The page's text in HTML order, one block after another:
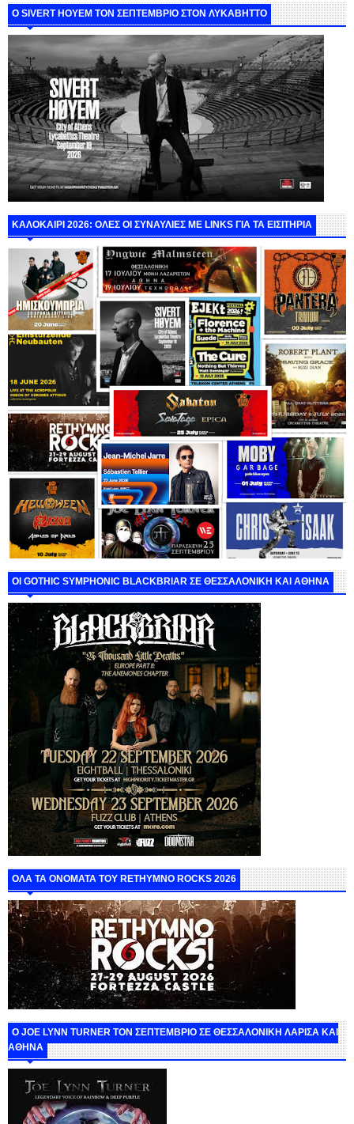
Ο SIVERT HOYEM ΤΟΝ ΣΕΠΤΕΜΒΡΙΟ ΣΤΟΝ ΛΥΚΑΒΗΤΤΟ
ΚΑΛΟΚΑΙΡΙ 2026: ΟΛΕΣ ΟΙ ΣΥΝΑΥΛΙΕΣ ΜΕ LINKS ΓΙΑ ΤΑ ΕΙΣΙΤΗΡΙΑ
ΟΙ GOTHIC SYMPHONIC BLACKBRIAR ΣΕ ΘΕΣΣΑΛΟΝΙΚΗ ΚΑΙ ΑΘΗΝΑ
ΟΛΑ ΤΑ ΟΝΟΜΑΤΑ ΤΟΥ RETHYMNO ROCKS 2026
O JOE LYNN TURNER ΤΟΝ ΣΕΠΤΕΜΒΡΙΟ ΣΕ ΘΕΣΣΑΛΟΝΙΚΗ ΛΑΡΙΣΑ ΚΑΙ
ΑΘΗΝΑ